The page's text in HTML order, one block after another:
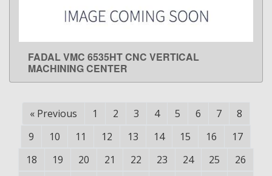
LEARN MORE
FADAL VMC 6535HT CNC VERTICAL
MACHINING CENTER
« Previous 1 2 3 4 5 6 7
8
9
10 11 12 13 14 15 16
17
18
19 20 21 22 23 24 25
26